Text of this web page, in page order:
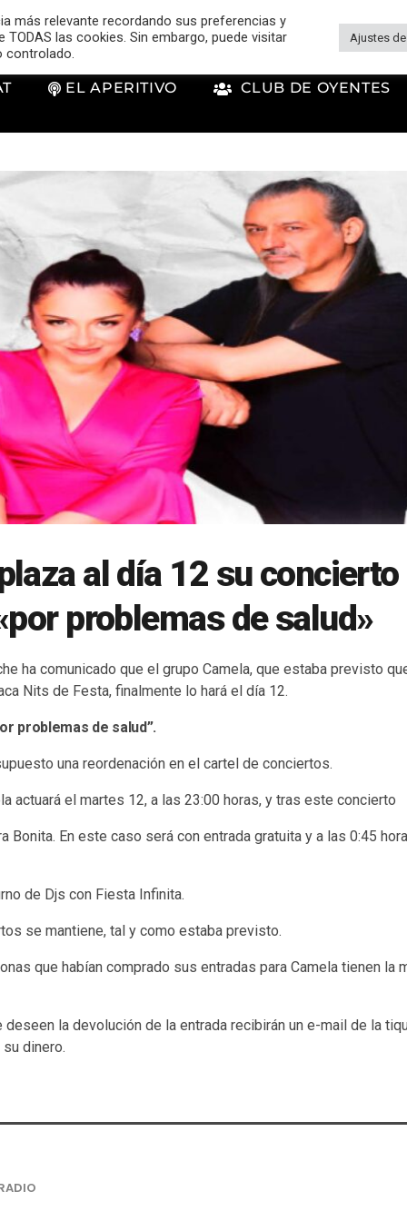
EL APERITIVO CLUB DE OYENTES
al día 12 su
problemas de salud»
ha comunicado que el grupo Camela, que estaba previsto
Nits de Festa, finalmente lo hará el día 12.
problemas de salud”.
una reordenación en el cartel de conciertos.
actuará el martes 12, a las 23:00 horas, y tras este concierto
Bonita. En este caso será con entrada gratuita y a las 0:45
de Djs con Fiesta Infinita.
se mantiene, tal y como estaba previsto.
que habían comprado sus entradas para Camela tienen la
deseen la devolución de la entrada recibirán un e-mail de la
dinero.
más relevante recordando sus preferencias y
las cookies. Sin embargo, puede visitar
controlado.
Ajustes